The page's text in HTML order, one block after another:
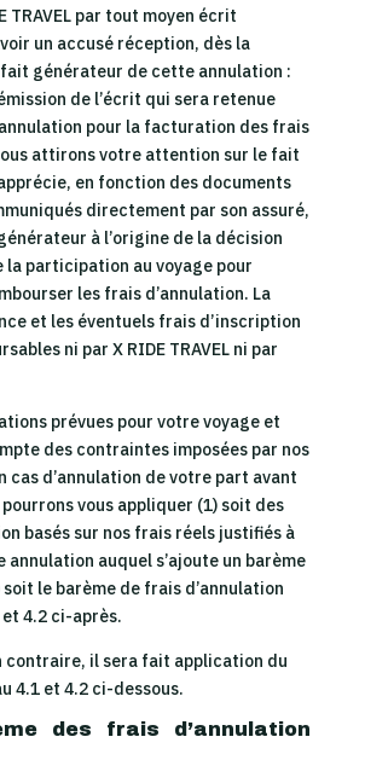
TRAVEL par tout moyen écrit
un accusé réception, dès la
générateur de cette annulation :
de l’écrit qui sera retenue
pour la facturation des frais
attirons votre attention sur le fait
en fonction des documents
directement par son assuré,
à l’origine de la décision
la participation au voyage pour
les frais d’annulation. La
et les éventuels frais d’inscription
ni par X RIDE TRAVEL ni par
prévues pour votre voyage et
des contraintes imposées par nos
cas d’annulation de votre part avant
vous appliquer (1) soit des
basés sur nos frais réels justifiés à
annulation auquel s’ajoute un barème
soit le barème de frais d’annulation
4.2 ci-après.
contraire, il sera fait application du
4.1 et 4.2 ci-dessous.
des frais d’annulation